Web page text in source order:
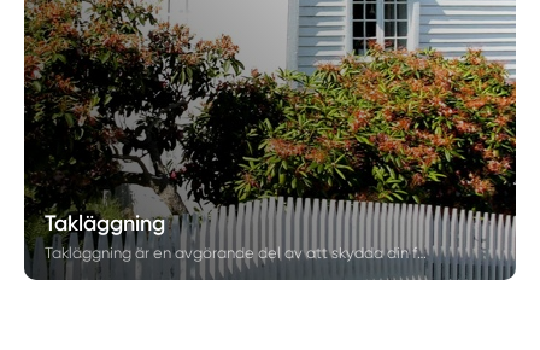
Takläggning
Takläggning är en avgörande del av att skydda din fastighet mot väder, fukt och slitage. Hos Skåne Fastighetsrenovering erbjuder vi professionell takläggning där kvalitet, noggrannhet och hållbara material står i fokus. Vi hjälper fastighetsägare i Skåne med allt från ny takläggning till omläggning av befintliga tak.